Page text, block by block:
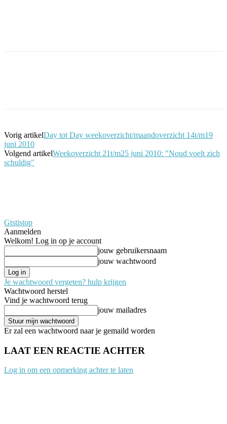
Vorig artikelDay tot Day weekoverzicht/maandoverzicht 14t/m19
juni 2010
Volgend artikelWeekoverzicht 21t/m25 juni 2010: "Noud voelt zich
schuldig"
Gtstistop
Aanmelden
Welkom! Log in op je account
jouw gebruikersnaam
jouw wachtwoord
Je wachtwoord vergeten? hulp krijgen
Wachtwoord herstel
Vind je wachtwoord terug
jouw mailadres
Er zal een wachtwoord naar je gemaild worden
LAAT EEN REACTIE ACHTER
Log in om een opmerking achter te laten